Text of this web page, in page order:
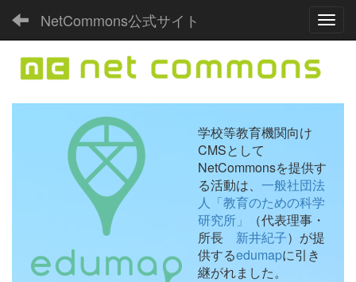
NetCommons公式サイト
学校等教育機関向け
CMSとして
NetCommonsを提供す
る活動は、 一般社団法
人「教育のための科学
研究所」
（代表理事・
所長 新井紀子）が提
供するedumapに引き
継がれました。